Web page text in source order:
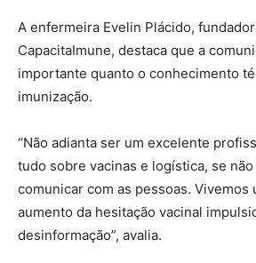
A enfermeira Evelin Plácido,
CapacitaImune, destaca que a
importante quanto o conhecimento
imunização.
“Não adianta ser um excelente
tudo sobre vacinas e logística, se
comunicar com as pessoas. Vivemos
aumento da hesitação vacinal
desinformação”, avalia.